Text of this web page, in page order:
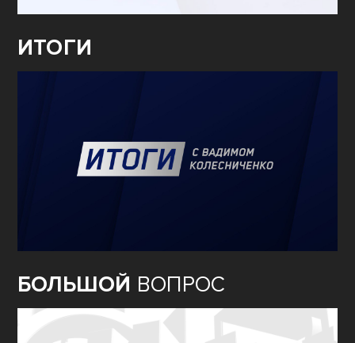
ИТОГИ
БОЛЬШОЙ ВОПРОС